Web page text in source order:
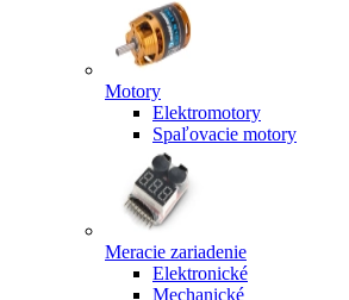
Motory
Elektromotory
Spaľovacie motory
Meracie zariadenie
Elektronické
Mechanické